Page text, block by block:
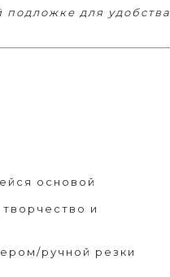
для удобства
основой
и
ручной резки